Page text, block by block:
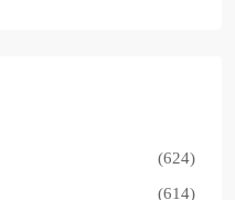
(624)
(614)